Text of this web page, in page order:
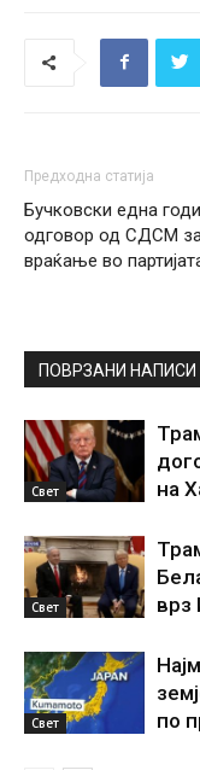
Предходна статија
Бучковски една
одговор од СДСМ за
враќање во
ПОВРЗАНИ НАПИСИ
Свет
на
Свет
врз
Свет
по